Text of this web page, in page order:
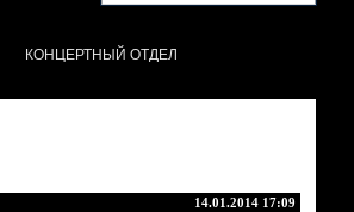
КОНЦЕРТНЫЙ ОТДЕЛ
14.01.2014 17:09